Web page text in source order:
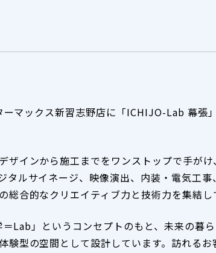
マックス新習志野店に「ICHIJO-Lab 幕張
ザインから施工までをワンストップで手がけ
タルサイネージ、映像演出、内装・電気工
総合的なクリエイティブ力と技術力を集結し
＝Lab」というコンセプトのもと、未来の暮
験型の空間として設計しています。訪れるお